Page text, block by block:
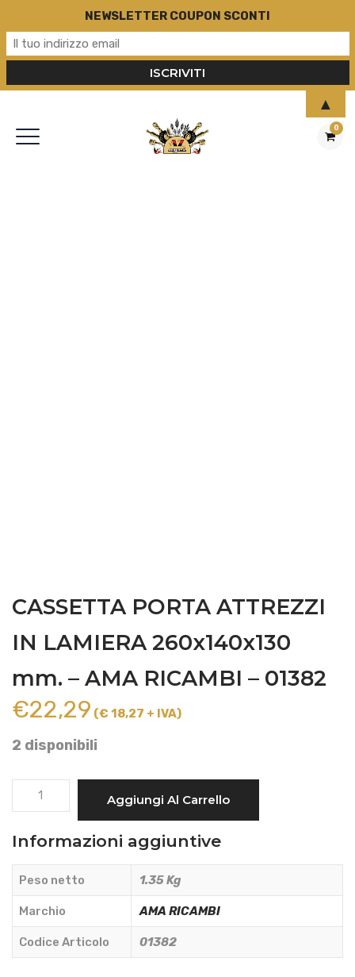
0
CASSETTA PORTA ATTREZZI
IN LAMIERA 260x140x130
mm. – AMA RICAMBI – 01382
€22,29 (€ 18,27 + IVA)
2 disponibili
CASSETTA
PORTA
IN
LAMIERA
260x140x130
mm.
-
AMA
Aggiungi Al Carrello
Informazioni aggiuntive
Peso netto 1.35 Kg
Marchio AMA RICAMBI
Codice Articolo 01382
NEWSLETTER COUPON SCONTI
▲